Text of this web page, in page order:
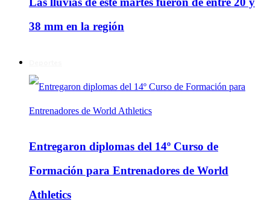
38 mm en la región
Entregaron diplomas del 14º Curso de
Formación para Entrenadores de World
Athletics